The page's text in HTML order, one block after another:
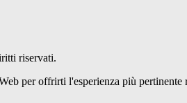
riservati.
per offrirti l'esperienza più